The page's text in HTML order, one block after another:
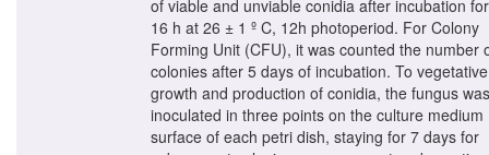
of viable and unviable conidia after incubation for
16 h at 26 ± 1 º C, 12h photoperiod. For Colony
Forming Unit (CFU), it was counted the number
colonies after 5 days of incubation. To vegetative
growth and production of conidia, the fungus was
inoculated in three points on the culture medium
surface of each petri dish, staying for 7 days for